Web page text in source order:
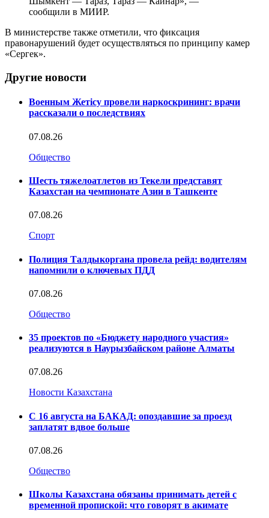
сообщили в МИИР.
В министерстве также отметили, что фиксация
правонарушений будет осуществляться по принципу камер
«Сергек».
Другие новости
Военным Жетісу провели наркоскрининг: врачи
рассказали о последствиях
07.08.26
Общество
Шесть тяжелоатлетов из Текели представят
Казахстан на чемпионате Азии в Ташкенте
07.08.26
Спорт
Полиция Талдыкоргана провела рейд: водителям
напомнили о ключевых ПДД
07.08.26
Общество
35 проектов по «Бюджету народного участия»
реализуются в Наурызбайском районе Алматы
07.08.26
Новости Казахстана
С 16 августа на БАКАД: опоздавшие за проезд
заплатят вдвое больше
07.08.26
Общество
Школы Казахстана обязаны принимать детей с
временной пропиской: что говорят в акимате